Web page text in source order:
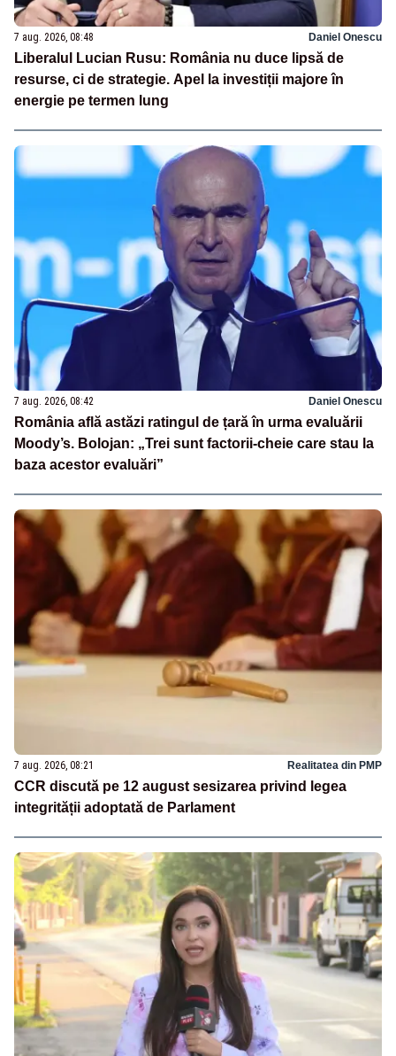
7 aug. 2026, 08:48 Daniel Onescu
Liberalul Lucian Rusu: România nu duce lipsă de
resurse, ci de strategie. Apel la investiții majore în
energie pe termen lung
7 aug. 2026, 08:42 Daniel Onescu
România află astăzi ratingul de țară în urma evaluării
Moody’s. Bolojan: „Trei sunt factorii-cheie care stau la
baza acestor evaluări”
7 aug. 2026, 08:21 Realitatea din PMP
CCR discută pe 12 august sesizarea privind legea
integrității adoptată de Parlament